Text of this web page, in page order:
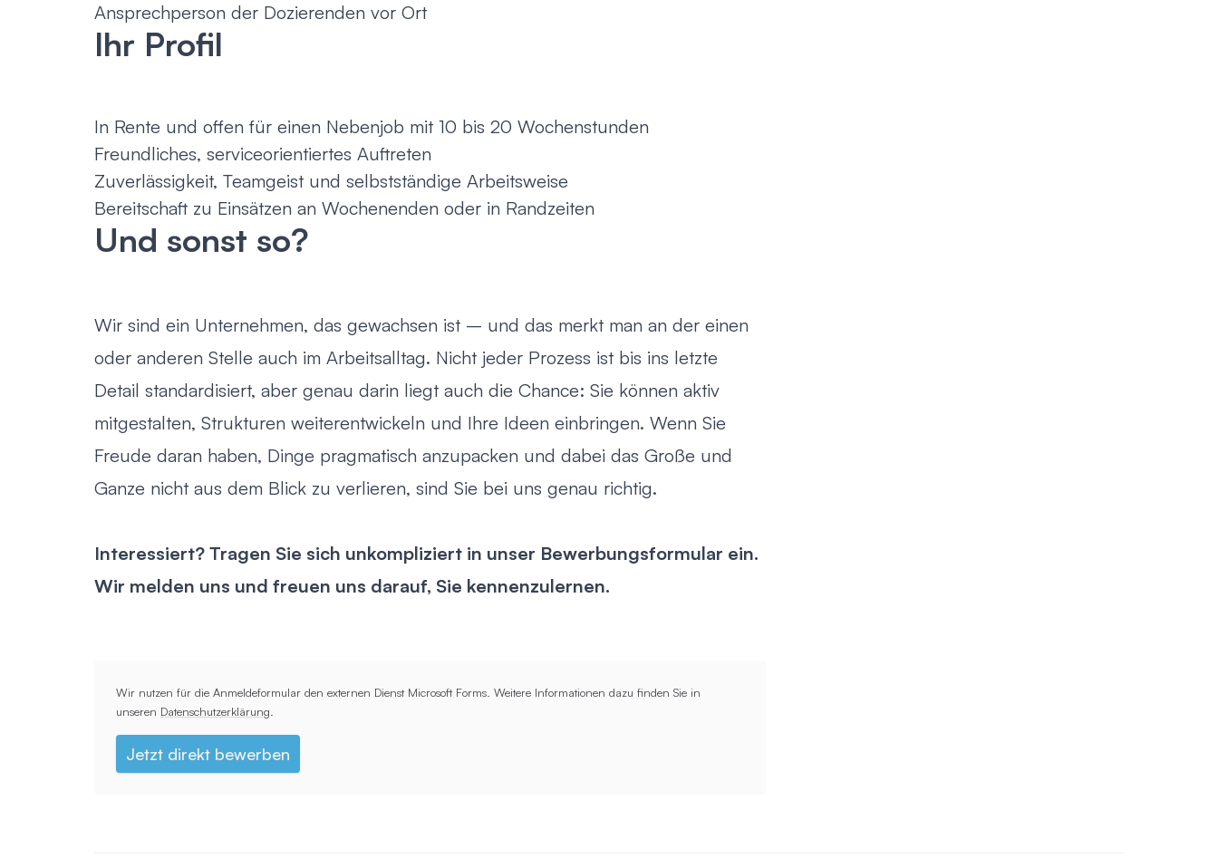
Ansprechperson der Dozierenden vor Ort
Ihr Profil
In Rente und offen für einen Nebenjob mit 10 bis 20 Wochenstunden
Freundliches, serviceorientiertes Auftreten
Zuverlässigkeit, Teamgeist und selbstständige Arbeitsweise
Bereitschaft zu Einsätzen an Wochenenden oder in Randzeiten
Und sonst so?
Wir sind ein Unternehmen, das gewachsen ist – und das merkt man an der einen
oder anderen Stelle auch im Arbeitsalltag. Nicht jeder Prozess ist bis ins letzte
Detail standardisiert, aber genau darin liegt auch die Chance: Sie können aktiv
mitgestalten, Strukturen weiterentwickeln und Ihre Ideen einbringen. Wenn Sie
Freude daran haben, Dinge pragmatisch anzupacken und dabei das Große und
Ganze nicht aus dem Blick zu verlieren, sind Sie bei uns genau richtig.
Interessiert? Tragen Sie sich unkompliziert in unser Bewerbungsformular ein.
Wir melden uns und freuen uns darauf, Sie kennenzulernen.
Wir nutzen für die Anmeldeformular den externen Dienst Microsoft Forms. Weitere Informationen dazu finden Sie in
unseren Datenschutzerklärung
Jetzt direkt bewerben